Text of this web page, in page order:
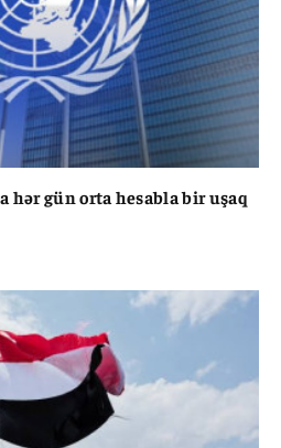
hər gün orta hesabla bir uşaq